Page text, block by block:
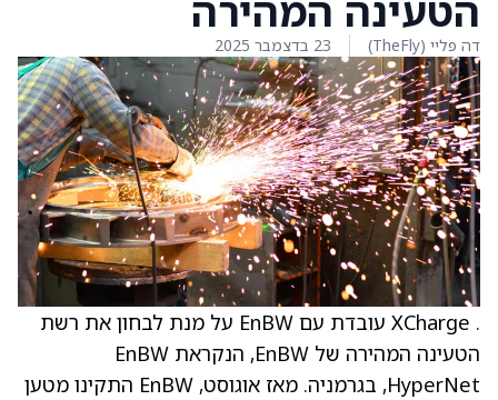
הטעינה המהירה
דה פליי (TheFly) 23 בדצמבר 2025
. XCharge עובדת עם EnBW על מנת לבחון את רשת
הטעינה המהירה של EnBW, הנקראת EnBW
HyperNet, בגרמניה. מאז אוגוסט, EnBW התקינו מטען